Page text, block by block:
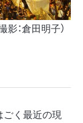
：倉田明子）
ごく最近の現